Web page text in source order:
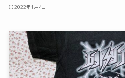
2022年1月4日